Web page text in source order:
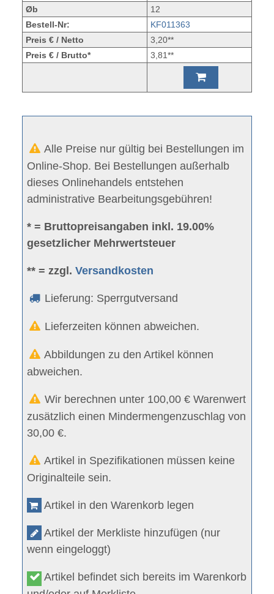
Øb
12
Bestell-Nr:
KF011363
Preis € / Netto
3,20**
Preis € / Brutto*
3,81**
Alle Preise nur gültig bei Bestellungen im
Online-Shop. Bei Bestellungen außerhalb
dieses Onlinehandels entstehen
administrative Bearbeitungsgebühren!
* = Bruttopreisangaben inkl. 19.00%
gesetzlicher Mehrwertsteuer
** = zzgl.Versandkosten
Lieferung: Sperrgutversand
Lieferzeiten können abweichen.
Abbildungen zu den Artikel können
abweichen.
Wir berechnen unter 100,00 € Warenwert
zusätzlich einen Mindermengenzuschlag von
30,00 €.
Artikel in Spezifikationen müssen keine
Originalteile sein.
Artikel in den Warenkorb legen
Artikel der Merkliste hinzufügen (nur
wenn eingeloggt)
Artikel befindet sich bereits im Warenkorb